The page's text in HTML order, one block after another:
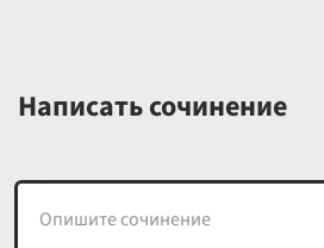
Написать сочинение